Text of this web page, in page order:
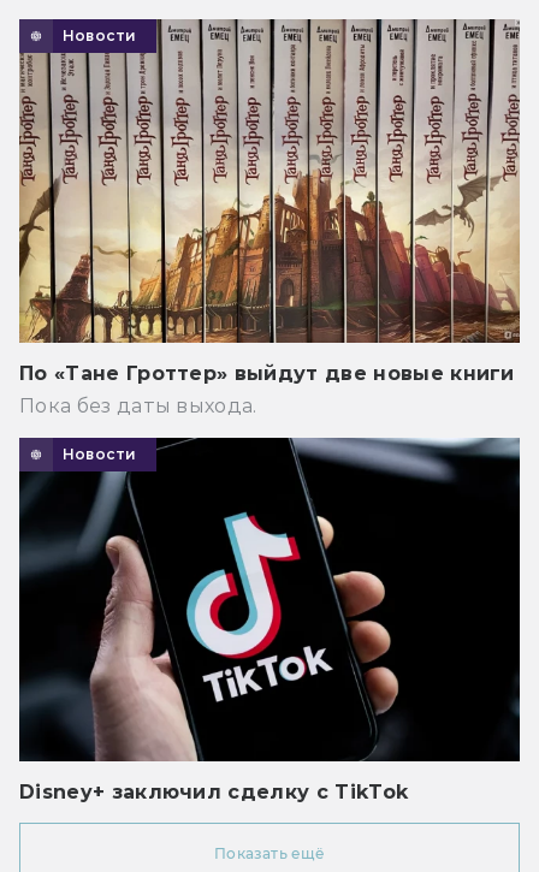
Новости
По «Тане Гроттер» выйдут две новые книги
Пока без даты выхода.
Новости
Disney+ заключил сделку с TikTok
Показать ещё